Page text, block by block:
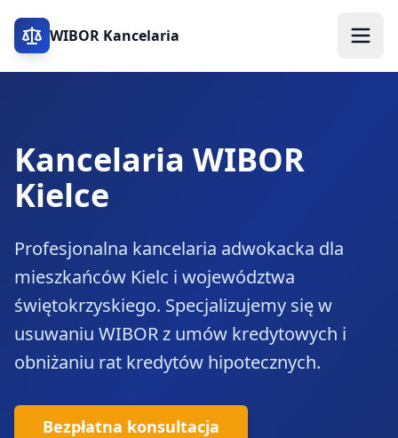
WIBOR Kancelaria
Kancelaria WIBOR
Kielce
Profesjonalna kancelaria adwokacka dla
mieszkańców Kielc i województwa
świętokrzyskiego. Specjalizujemy się w
usuwaniu WIBOR z umów kredytowych i
obniżaniu rat kredytów hipotecznych.
Bezpłatna konsultacja